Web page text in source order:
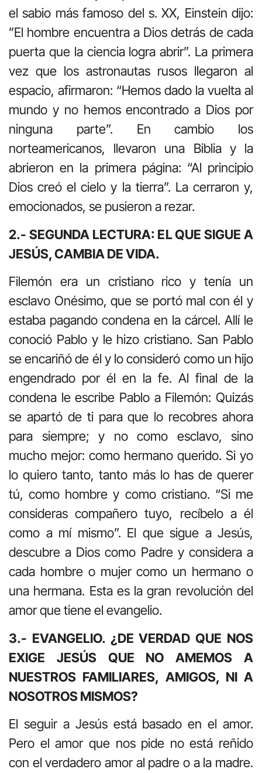
el sabio más famoso del s. XX, Einstein dijo:
”El hombre encuentra a Dios detrás de cada
puerta que la ciencia logra abrir”. La primera
vez que los astronautas rusos llegaron al
espacio, afirmaron: “Hemos dado la vuelta al
mundo y no hemos encontrado a Dios por
ninguna parte”. En cambio los
norteamericanos, llevaron una Biblia y la
abrieron en la primera página: “Al principio
Dios creó el cielo y la tierra”. La cerraron y,
emocionados, se pusieron a rezar.
2.- SEGUNDA LECTURA: EL QUE SIGUE A
JESÚS, CAMBIA DE VIDA.
Filemón era un cristiano rico y tenía un
esclavo Onésimo, que se portó mal con él y
estaba pagando condena en la cárcel. Allí le
conoció Pablo y le hizo cristiano. San Pablo
se encariñó de él y lo consideró como un hijo
engendrado por él en la fe. Al final de la
condena le escribe Pablo a Filemón: Quizás
se apartó de ti para que lo recobres ahora
para siempre; y no como esclavo, sino
mucho mejor: como hermano querido. Si yo
lo quiero tanto, tanto más lo has de querer
tú, como hombre y como cristiano. “Si me
consideras compañero tuyo, recíbelo a él
como a mí mismo”. El que sigue a Jesús,
descubre a Dios como Padre y considera a
cada hombre o mujer como un hermano o
una hermana. Esta es la gran revolución del
amor que tiene el evangelio.
3.- EVANGELIO. ¿DE VERDAD QUE NOS
EXIGE JESÚS QUE NO AMEMOS A
NUESTROS FAMILIARES, AMIGOS, NI A
NOSOTROS MISMOS?
El seguir a Jesús está basado en el amor.
Pero el amor que nos pide no está reñido
con el verdadero amor al padre o a la madre.